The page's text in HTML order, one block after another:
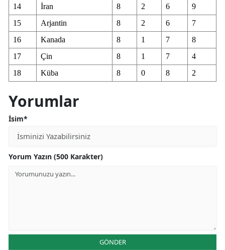
Tunceli
Şanlıurfa
Uşak
14
İran 8 2 6
9
15
Arjantin 8 2 6
7
16
Kanada 8 1 7
8
17
Çin 8 1 7
4
18
Küba 8 0 8 2
Yorumlar
İsim*
Yorum Yazın (500 Karakter)
GÖNDER